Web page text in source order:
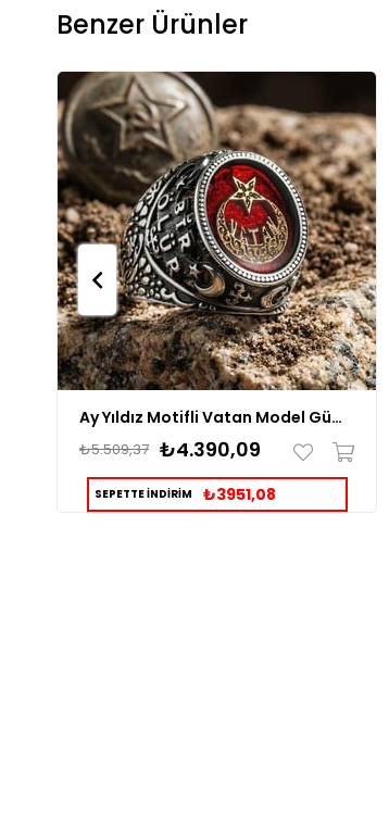
Benzer Ürünler
Ay Yıldız Motifli Vatan Model Gümüş Erkek Yüzük
₺4.390,09
₺5.509,37
SEPETTE İNDİRİM ₺3951,08